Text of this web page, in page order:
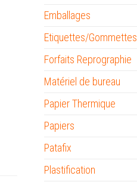
Emballages
Etiquettes/Gommettes
Forfaits Reprographie
Matériel de bureau
Papier Thermique
Papiers
Patafix
Plastification